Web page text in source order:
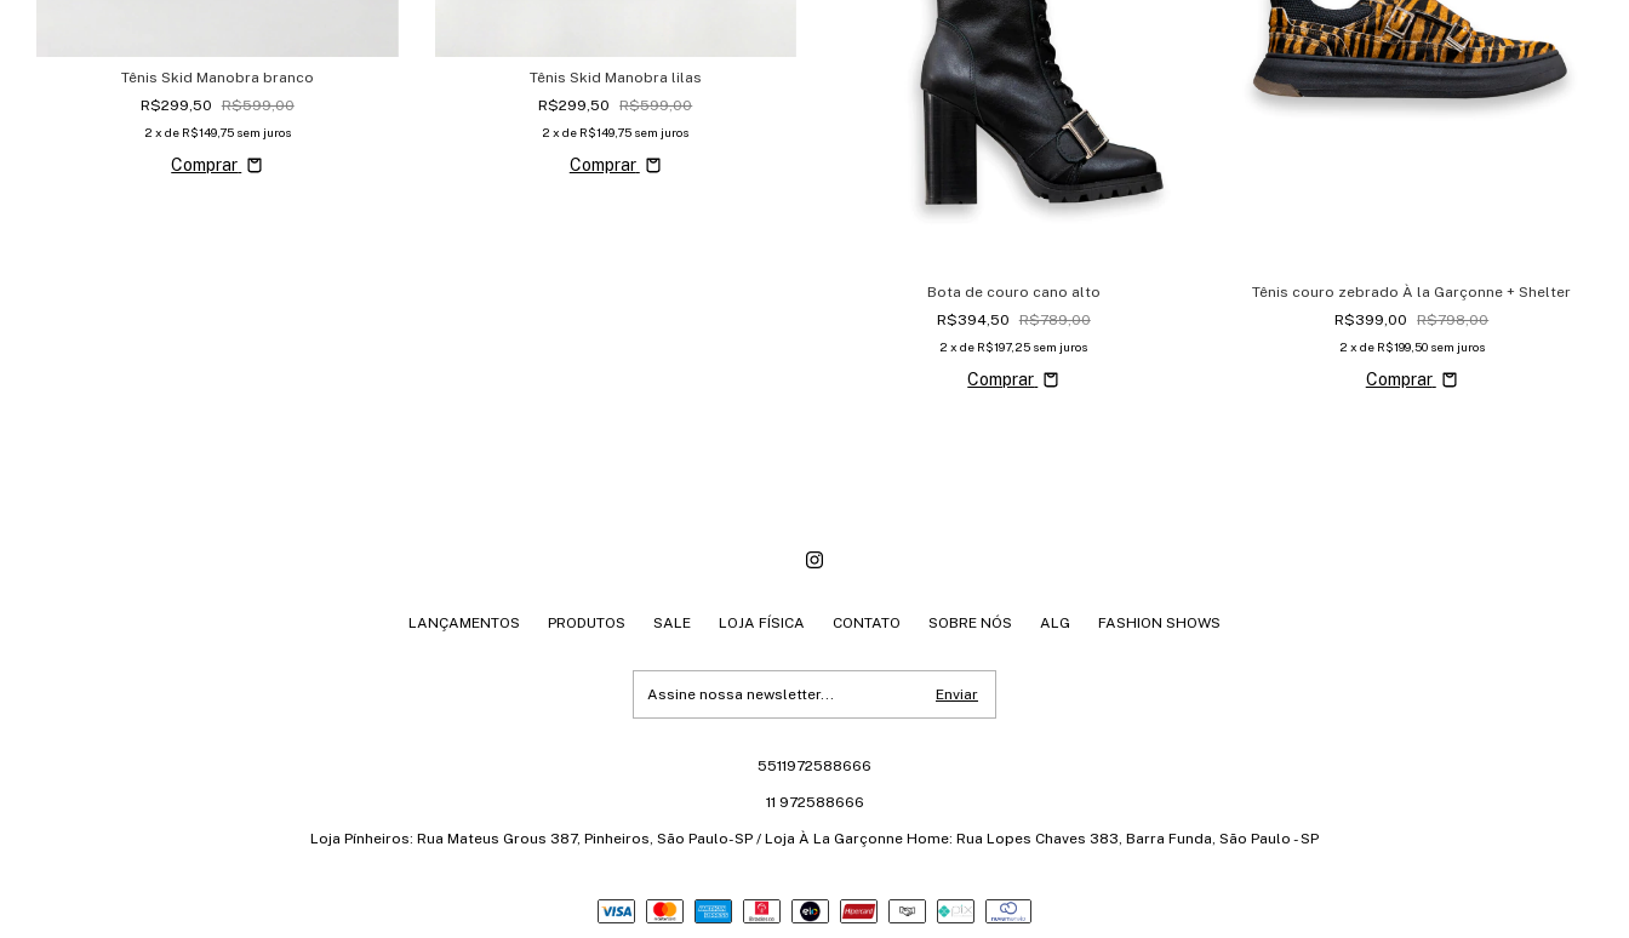
Tênis Skid Manobra branco
R$299,50
R$599,00
2 x de R$149,75 sem juros
Comprar
Tênis Skid Manobra lilas
R$299,50
R$599,00
2 x de R$149,75 sem juros
Comprar
Bota de couro cano alto
R$394,50
R$789,00
2 x de R$197,25 sem juros
Comprar
Tênis couro zebrado À la Garçonne + Shelter
R$399,00
R$798,00
2 x de R$199,50 sem juros
Comprar
LANÇAMENTOS PRODUTOS SALE LOJA FÍSICA CONTATO SOBRE NÓS ALG FASHION SHOWS
5511972588666
11 972588666
Loja Pínheiros: Rua Mateus Grous 387, Pinheiros, São Paulo-SP / Loja À La Garçonne Home: Rua Lopes Chaves 383, Barra Funda, São Paulo - SP